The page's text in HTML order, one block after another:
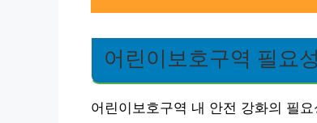
어린이보호구역 필요
어린이보호구역 내 안전 강화의 필